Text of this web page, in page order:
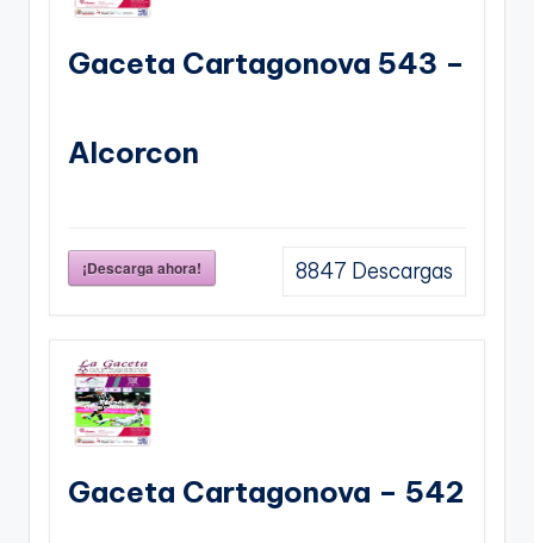
Gaceta Cartagonova 543 –
Alcorcon
¡Descarga ahora! 8847 Descargas
Gaceta Cartagonova – 542